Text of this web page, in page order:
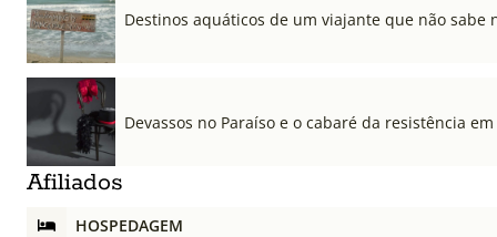
Destinos aquáticos de um viajante que não sabe
Devassos no Paraíso e o cabaré da resistência em
Afiliados
HOSPEDAGEM